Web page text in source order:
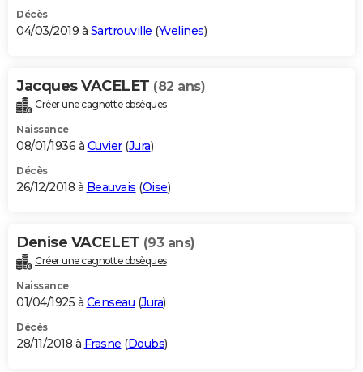
Décès
04/03/2019 à Sartrouville (Yvelines)
Jacques VACELET (82 ans)
Créer une cagnotte obsèques
Naissance
08/01/1936 à Cuvier(Jura)
Décès
26/12/2018 à Beauvais (Oise)
Denise VACELET (93 ans)
Créer une cagnotte obsèques
Naissance
01/04/1925 à Censeau (Jura)
Décès
28/11/2018 à Frasne (Doubs)